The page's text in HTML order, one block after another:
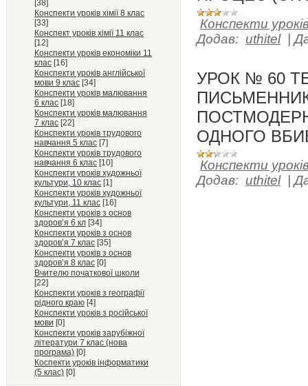
[38]
Конспекти уроків хімії 8 клас
[33]
Конспект уроків хімії 11 клас
[12]
Конспекти уроків економіки 11
клас [16]
Конспекти уроків англійської
мови 9 клас [34]
Конспекти уроків малювання
6 клас [18]
Конспекти уроків малювання
7 клас [22]
Конспекти уроків трудового
навчання 5 клас [7]
Конспекти уроків трудового
навчання 6 клас [10]
Конспекти уроків художньої
культури, 10 клас [1]
Конспекти уроків художньої
культури, 11 клас [16]
Конспекти уроків з основ
здоров’я 6 кл [34]
Конспекти уроків з основ
здоров’я 7 клас [35]
Конспекти уроків з основ
здоров’я 8 клас [0]
Вчителю початкової школи
[22]
Конспекти уроків з географії
рідного краю [4]
Конспекти уроків з російської
мови [0]
Конспекти уроків зарубіжної
літератури 7 клас (нова
програма) [0]
Коспекти уроків інформатики
(5 клас) [0]
Конспекти
Додав: uthitel |
УРОК № 60
ОДНОГО
Конспекти
Додав: uthitel |